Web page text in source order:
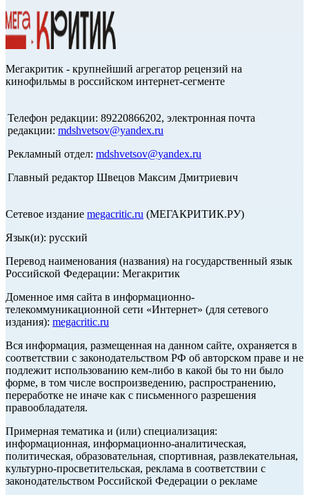
Мегакритик - крупнейший агрегатор рецензий на
кинофильмы в российском интернет-сегменте
Телефон редакции: 89220866202, электронная почта
редакции: mdshvetsov@yandex.ru
Рекламный отдел: mdshvetsov@yandex.ru
Главный редактор Швецов Максим Дмитриевич
Сетевое издание megacritic.ru (МЕГАКРИТИК.РУ)
Язык(и): русский
Перевод наименования (названия) на государственный язык
Российской Федерации: Мегакритик
Доменное имя сайта в информационно-
телекоммуникационной сети «Интернет» (для сетевого
издания): megacritic.ru
Вся информация, размещенная на данном сайте, охраняется в
соответствии с законодательством РФ об авторском праве и не
подлежит использованию кем-либо в какой бы то ни было
форме, в том числе воспроизведению, распространению,
переработке не иначе как с письменного разрешения
правообладателя.
Примерная тематика и (или) специализация:
информационная, информационно-аналитическая,
политическая, образовательная, спортивная, развлекательная,
культурно-просветительская, реклама в соответствии с
законодательством Российской Федерации о рекламе